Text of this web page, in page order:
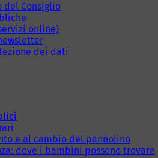
del Consiglio
online)
dei dati
e al cambio del pannolino
dove i bambini possono trovare